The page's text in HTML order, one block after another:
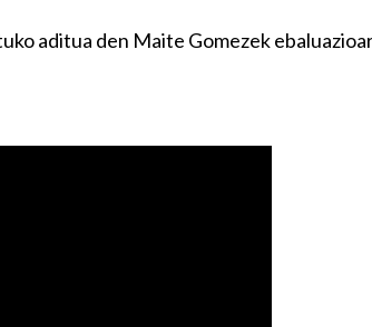
aditua den Maite Gomezek